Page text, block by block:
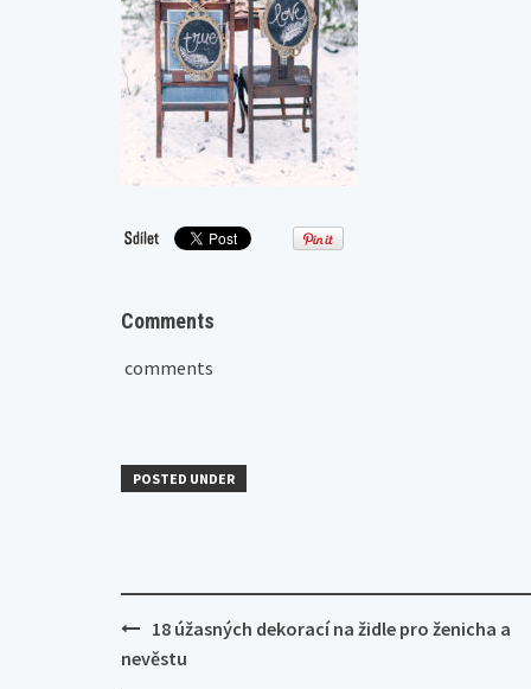
Comments
comments
POSTED UNDER
Post
navigation
18 úžasných dekorací na židle pro ženicha a
nevěstu